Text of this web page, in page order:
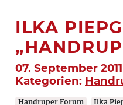
ILKA
07. September
Kategorien:
Handruper Forum Ilka